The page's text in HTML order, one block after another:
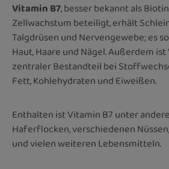
Vitamin B7, besser bekannt als
Zellwachstum beteiligt, erhält
Talgdrüsen und Nervengewebe; es
Haut, Haare und Nägel. Außerdem
zentraler Bestandteil bei
Fett, Kohlehydraten und Eiweißen.
Enthalten ist Vitamin B7 unter
Haferflocken, verschiedenen
und vielen weiteren Lebensmitteln.